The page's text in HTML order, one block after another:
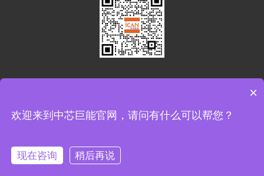
×
欢迎来到中芯巨能官网，请问有什么可以帮您？
现在咨询
稍后再说
在线咨询